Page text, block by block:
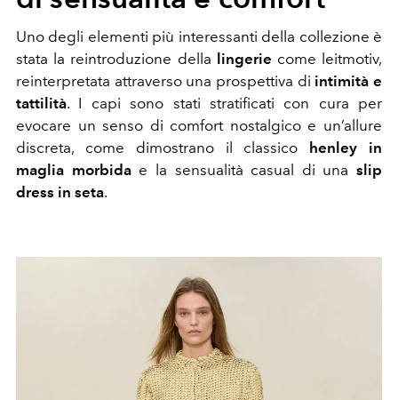
Uno degli elementi più interessanti della collezione è
stata la reintroduzione della
lingerie come leitmotiv,
reinterpretata attraverso una prospettiva di intimità e
tattilità. I capi sono stati stratificati con cura per
evocare un senso di comfort nostalgico e un’allure
discreta, come dimostrano il classico
henley in
maglia morbidae la sensualità casual di una slip
dress in seta.